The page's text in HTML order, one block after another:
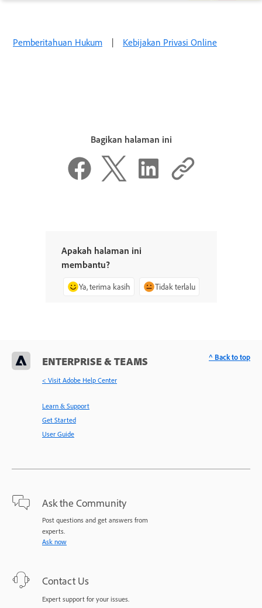
Pemberitahuan Hukum | Kebijakan Privasi Online
Bagikan halaman ini
Apakah halaman ini
membantu?
Ya, terima kasih Tidak terlalu
ENTERPRISE & TEAMS
< Visit Adobe Help Center
Learn & Support
Get Started
User Guide
Ask the Community
Post questions and get answers from
experts.
Ask now
Contact Us
Expert support for your issues.
^ Back to top